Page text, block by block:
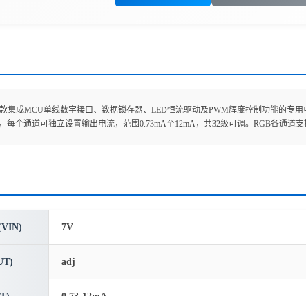
集成MCU单线数字接口、数据锁存器、LED恒流驱动及PWM辉度控制功能的专
每个通道可独立设置输出电流，范围0.73mA至12mA，共32级可调。RGB各通道
7V
adj